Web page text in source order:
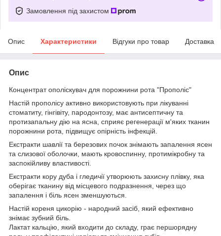
Замовлення під захистом
Опис Характеристики Відгуки про товар Доставка
Опис
Концентрат ополіскувач для порожнини рота "Прополіс"
Настій прополісу активно використовують при лікуванні
стоматиту, гінгівіту, пародонтозу, має антисептичну та
протизапальну дію на ясна, сприяє регенерації м'яких тканин
порожнини рота, підвищує опірність інфекцій.
Екстракти шавлії та березових почок знімають запалення ясен
та слизової оболочки, мають кровоспинну, протимікробну та
заспокійливу властивості.
Екстракти кору дуба і гледичії утворюють захисну плівку, яка
оберігає тканину від місцевого подразнення, через що
запалення і біль ясен зменшуються.
Настій кореня цикорію - народний засіб, який ефективно
знімає зубний біль.
Лактат кальцію, який входити до складу, грає першорядну